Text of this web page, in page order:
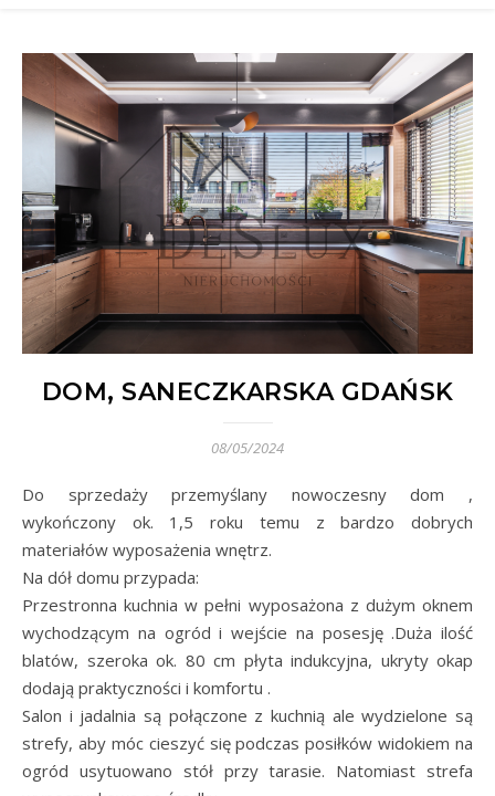
DOM, SANECZKARSKA GDAŃSK
08/05/2024
Do sprzedaży przemyślany nowoczesny dom ,
wykończony ok. 1,5 roku temu z bardzo dobrych
materiałów wyposażenia wnętrz.
Na dół domu przypada:
Przestronna kuchnia w pełni wyposażona z dużym oknem
wychodzącym na ogród i wejście na posesję .Duża ilość
blatów, szeroka ok. 80 cm płyta indukcyjna, ukryty okap
dodają praktyczności i komfortu .
Salon i jadalnia są połączone z kuchnią ale wydzielone są
strefy, aby móc cieszyć się podczas posiłków widokiem na
ogród usytuowano stół przy tarasie. Natomiast strefa